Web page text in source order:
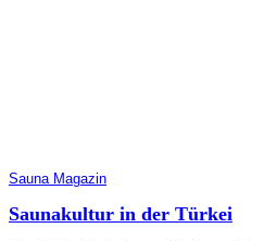
Sauna Magazin
Saunakultur in der Türkei